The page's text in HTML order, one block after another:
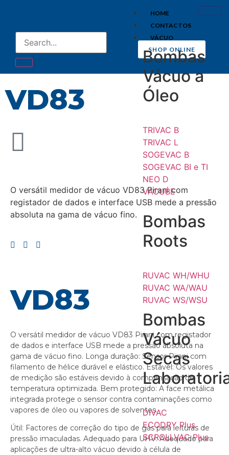
HOME
CONTACTOS
VÁCUO
Bombas
Vácuo a
Óleo
TRIVAC B
TRIVAC L
SOGEVAC B
SOGEVAC BI e TI
NEO D
VACUBE
Bombas
Roots
RUVAC WH/WHU
RUVAC WA/WAU
RUVAC WS/WSU
Bombas
Vácuo
Secas
DIVAC
ECODRY Plus
SCROLLVAC Plus
SHOP ONLINE
VD83
O versátil medidor de vácuo VD83 Pirani com
registador de dados e interface USB mede a pressão
absoluta na gama de vácuo fino.
VD83
O versátil medidor de vácuo VD83 Pirani com registador
de dados e interface USB mede a pressão absoluta na
gama de vácuo fino. Longa duração: Sensor Pirani com
filamento de hélice durável e elástico. Estável: Os valores
de medição são estáveis devido à compensação de
temperatura optimizada. Bem protegido: A face metálica
integrada protege o sensor contra contaminações como
vapores de óleo ou vapores de solventes.
Útil: Factores de correção do tipo de gás para leituras de
pressão imaculadas. Adequado para UHV: Adequado para
aplicações de ultra-alto vácuo devido à célula de